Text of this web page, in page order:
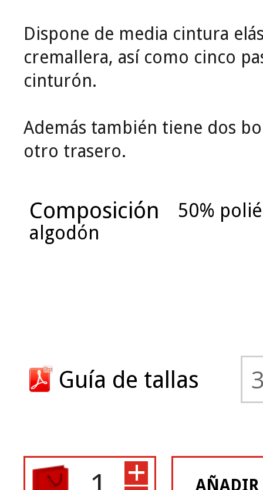
Dispone de media cintura
cremallera, así como cinco
cinturón.
Además también tiene dos
otro trasero.
Composición
50%
algodón
Guía de tallas
AÑADIR
+